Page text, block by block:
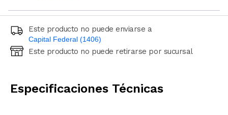
Este producto no puede enviarse a
Capital Federal (1406)
Ingresá código postal (sólo números)
Este producto no puede retirarse por sucursal
Especificaciones Técnicas